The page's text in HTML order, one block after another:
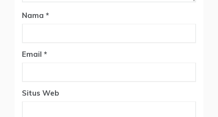
Nama *
Email *
Situs Web